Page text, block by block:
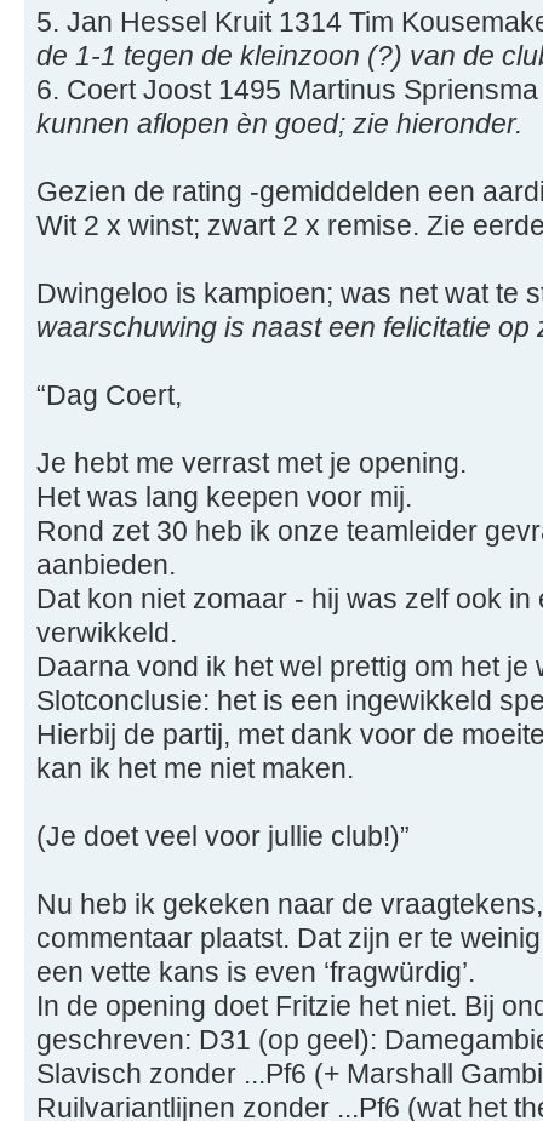
5. Jan Hessel Kruit 1314 Tim
de 1-1 tegen de kleinzoon (?) van de
6. Coert Joost 1495 Martinus
kunnen aflopen èn goed; zie hieronder.
Gezien de rating -gemiddelden een
Wit 2 x winst; zwart 2 x remise. Zie
Dwingeloo is kampioen; was net wat te
waarschuwing is naast een felicitatie op
“Dag Coert,
Je hebt me verrast met je opening.
Het was lang keepen voor mij.
Rond zet 30 heb ik onze teamleider
aanbieden.
Dat kon niet zomaar - hij was zelf ook in
verwikkeld.
Daarna vond ik het wel prettig om het je
Slotconclusie: het is een ingewikkeld
Hierbij de partij, met dank voor de
kan ik het me niet maken.
(Je doet veel voor jullie club!)”
Nu heb ik gekeken naar de
commentaar plaatst. Dat zijn er te
een vette kans is even ‘fragwürdig’.
In de opening doet Fritzie het niet. Bij
geschreven: D31 (op geel):
Slavisch zonder ...Pf6 (+ Marshall
Ruilvariantlijnen zonder ...Pf6 (wat het